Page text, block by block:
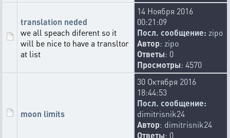
translation neded
we all speach diferent so it
will be nice to have a transltor
at list
14 Ноября 2016
00:21:09
Посл. сообщение: zipo
Автор: zipo
Ответы: 0
Просмотры: 4570
moon limits
30 Октября 2016
18:44:53
Посл. сообщение:
dimitrisnik24
Автор: dimitrisnik24
Ответы: 0